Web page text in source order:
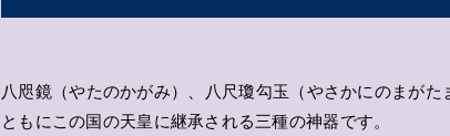
八咫鏡（やたのかがみ）、八尺瓊勾玉（やさかにのまが
ともにこの国の天皇に継承される三種の神器です。